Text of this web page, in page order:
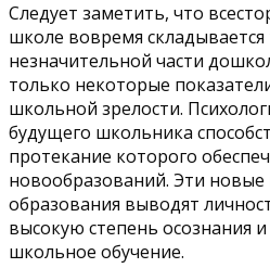
Следует заметить, что
школе вовремя складывается
незначительной части
только некоторые
школьной зрелости.
будущего школьника
протекание которого
новообразований. Эти новые
образования выводят
высокую степень осознания
школьное обучение.